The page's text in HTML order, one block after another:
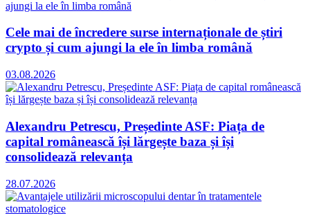
Cele mai de încredere surse internaționale de știri
crypto și cum ajungi la ele în limba română
03.08.2026
Alexandru Petrescu, Președinte ASF: Piața de
capital românească își lărgește baza și își
consolidează relevanța
28.07.2026